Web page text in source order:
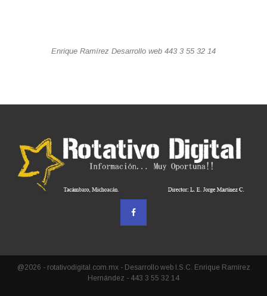
Enrique Ramírez Desarrollo web 443 3 55 32 14
@2026 - rotativodigital.com.mx - Desarrollo web I.S.C. Enrique Ramírez
Hernández - 443 3 55 32 14